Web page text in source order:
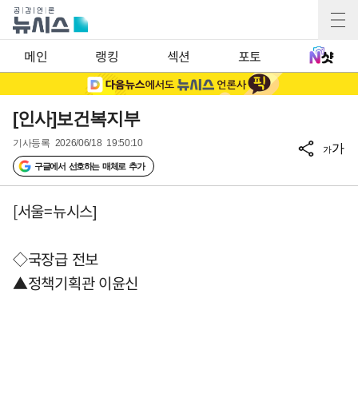
메인 랭킹 섹션 포토
[인사]보건복지부
기사등록 2026/06/18 19:50:10
구글에서 선호하는 매체로 추가
가가
[서울=뉴시스]
◇국장급 전보
▲정책기획관 이윤신